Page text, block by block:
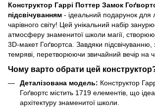
Конструктор Гаррі Поттер Замок
підсвічуванням - ідеальний подарунок для
чарівного світу! Цей унікальний набір
атмосферу знаменитої школи магії,
3D-макет Гоґвортса. Завдяки
темряві, перетворюючи звичайний вечір на
Чому варто обрати цей
Деталізована модель: Конструктор
Гоґвортс містить 1719 елементів, що
архітектуру знаменитої школи.